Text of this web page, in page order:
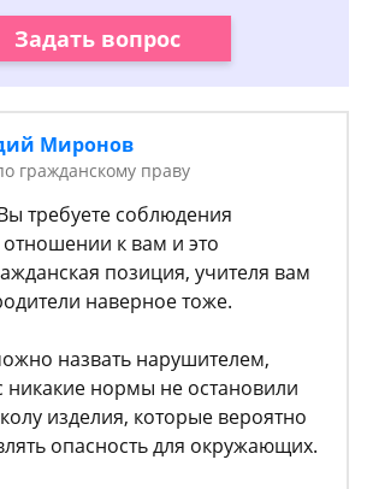
Задать вопрос
Миронов
гражданскому праву
требуете соблюдения
к вам и это
позиция, учителя вам
наверное тоже.
назвать нарушителем,
никакие нормы не остановили
изделия, которые вероятно
опасность для окружающих.